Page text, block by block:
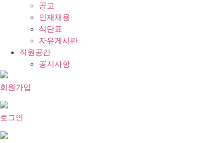
공고
인재채용
식단표
자유게시판
직원공간
공지사항
회원가입
로그인